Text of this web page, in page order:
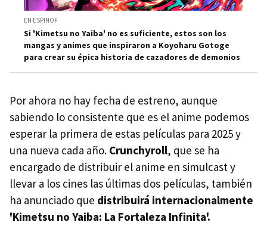
EN ESPINOF
Si 'Kimetsu no Yaiba' no es suficiente, estos son los
mangas y animes que inspiraron a Koyoharu Gotoge
para crear su épica historia de cazadores de demonios
Por ahora no hay fecha de estreno, aunque
sabiendo lo consistente que es el anime podemos
esperar la primera de estas películas para 2025 y
una nueva cada año. Crunchyroll, que se ha
encargado de distribuir el anime en simulcast y
llevar a los cines las últimas dos películas, también
ha anunciado que distribuirá internacionalmente
'Kimetsu no Yaiba: La Fortaleza Infinita'.